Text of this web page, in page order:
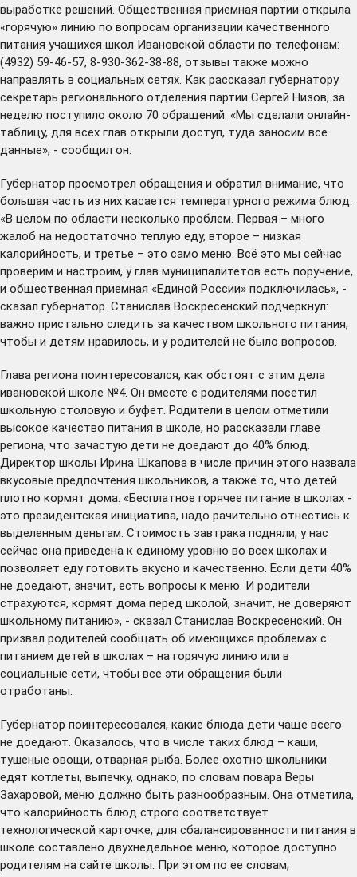
выработке решений. Общественная приемная партии открыла
«горячую» линию по вопросам организации качественного
питания учащихся школ Ивановской области по телефонам:
(4932) 59-46-57, 8-930-362-38-88, отзывы также можно
направлять в социальных сетях. Как рассказал губернатору
секретарь регионального отделения партии Сергей Низов, за
неделю поступило около 70 обращений. «Мы сделали онлайн-
таблицу, для всех глав открыли доступ, туда заносим все
данные», - сообщил он.
Губернатор просмотрел обращения и обратил внимание, что
большая часть из них касается температурного режима блюд.
«В целом по области несколько проблем. Первая – много
жалоб на недостаточно теплую еду, второе – низкая
калорийность, и третье – это само меню. Всё это мы сейчас
проверим и настроим, у глав муниципалитетов есть поручение,
и общественная приемная «Единой России» подключилась», -
сказал губернатор. Станислав Воскресенский подчеркнул:
важно пристально следить за качеством школьного питания,
чтобы и детям нравилось, и у родителей не было вопросов.
Глава региона поинтересовался, как обстоят с этим дела
ивановской школе №4. Он вместе с родителями посетил
школьную столовую и буфет. Родители в целом отметили
высокое качество питания в школе, но рассказали главе
региона, что зачастую дети не доедают до 40% блюд.
Директор школы Ирина Шкапова в числе причин этого назвала
вкусовые предпочтения школьников, а также то, что детей
плотно кормят дома. «Бесплатное горячее питание в школах -
это президентская инициатива, надо рачительно отнестись к
выделенным деньгам. Стоимость завтрака подняли, у нас
сейчас она приведена к единому уровню во всех школах и
позволяет еду готовить вкусно и качественно. Если дети 40%
не доедают, значит, есть вопросы к меню. И родители
страхуются, кормят дома перед школой, значит, не доверяют
школьному питанию», - сказал Станислав Воскресенский. Он
призвал родителей сообщать об имеющихся проблемах с
питанием детей в школах – на горячую линию или в
социальные сети, чтобы все эти обращения были
отработаны.
Губернатор поинтересовался, какие блюда дети чаще всего
не доедают. Оказалось, что в числе таких блюд – каши,
тушеные овощи, отварная рыба. Более охотно школьники
едят котлеты, выпечку, однако, по словам повара Веры
Захаровой, меню должно быть разнообразным. Она отметила,
что калорийность блюд строго соответствует
технологической карточке, для сбалансированности питания в
школе составлено двухнедельное меню, которое доступно
родителям на сайте школы. При этом по ее словам,